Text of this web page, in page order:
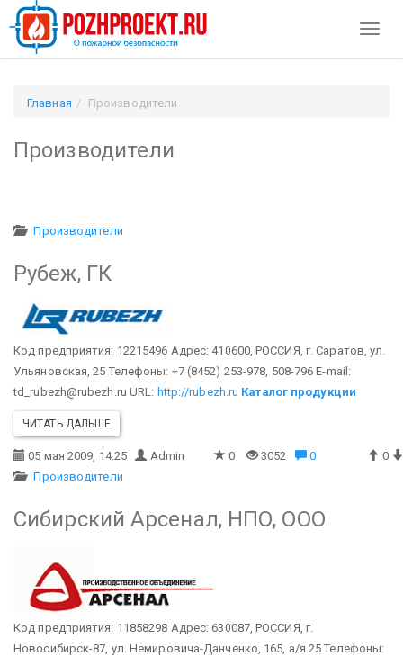
Главная Производители
Производители
Производители
Рубеж, ГК
Код предприятия: 12215496 Адрес: 410600, РОССИЯ, г. Саратов, ул.
Ульяновская, 25 Телефоны: +7 (8452) 253-978, 508-796 E-mail:
td_rubezh@rubezh.ru URL: http://rubezh.ru Каталог продукции
ЧИТАТЬ ДАЛЬШЕ
05 мая 2009, 14:25 Admin 0 3052 0
0
Производители
Сибирский Арсенал, НПО, ООО
Код предприятия: 11858298 Адрес: 630087, РОССИЯ, г.
Новосибирск-87, ул. Немировича-Данченко, 165, а/я 25 Телефоны: